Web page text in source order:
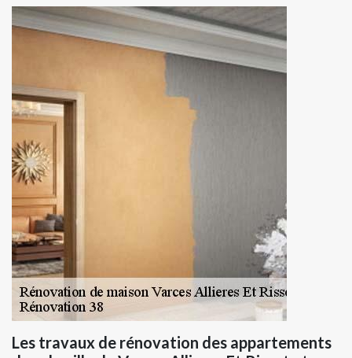
Les travaux de rénovation des appartements